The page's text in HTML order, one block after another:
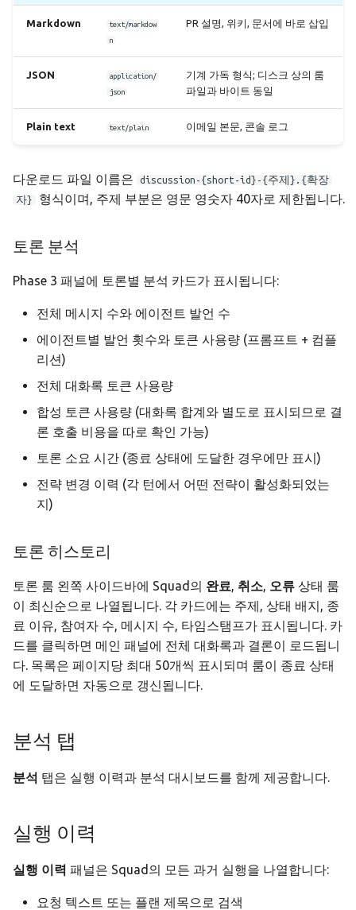
Markdown
text/markdow
n
PR 설명, 위키, 문서에 바로 삽입
JSON
application/
json
기계 가독 형식; 디스크 상의 룸
파일과 바이트 동일
Plain text text/plain 이메일 본문, 콘솔 로그
다운로드 파일 이름은
discussion-{short-id}-{주제}.{확장
자}
형식이며, 주제 부분은 영문 영숫자 40자로 제한됩니다.
토론 분석
Phase 3 패널에 토론별 분석 카드가 표시됩니다:
전체 메시지 수와 에이전트 발언 수
에이전트별 발언 횟수와 토큰 사용량 (프롬프트 + 컴플
리션)
전체 대화록 토큰 사용량
합성 토큰 사용량 (대화록 합계와 별도로 표시되므로 결
론 호출 비용을 따로 확인 가능)
토론 소요 시간 (종료 상태에 도달한 경우에만 표시)
전략 변경 이력 (각 턴에서 어떤 전략이 활성화되었는
지)
토론 히스토리
토론 룸 왼쪽 사이드바에 Squad의 완료, 취소, 오류 상태 룸
이 최신순으로 나열됩니다. 각 카드에는 주제, 상태 배지, 종
료 이유, 참여자 수, 메시지 수, 타임스탬프가 표시됩니다. 카
드를 클릭하면 메인 패널에 전체 대화록과 결론이 로드됩니
다. 목록은 페이지당 최대 50개씩 표시되며 룸이 종료 상태
에 도달하면 자동으로 갱신됩니다.
분석 탭
분석 탭은 실행 이력과 분석 대시보드를 함께 제공합니다.
실행 이력
실행 이력 패널은 Squad의 모든 과거 실행을 나열합니다:
요청 텍스트 또는 플랜 제목으로 검색